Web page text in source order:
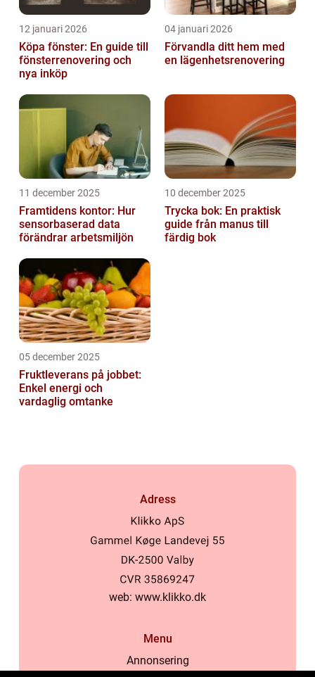
12 januari 2026
Köpa fönster: En guide till
fönsterrenovering och
nya inköp
04 januari 2026
Förvandla ditt hem med
en lägenhetsrenovering
11 december 2025
Framtidens kontor: Hur
sensorbaserad data
förändrar arbetsmiljön
10 december 2025
Trycka bok: En praktisk
guide från manus till
färdig bok
05 december 2025
Fruktleverans på jobbet:
Enkel energi och
vardaglig omtanke
Adress
web: www.klikko.dk
Menu
Annonsering